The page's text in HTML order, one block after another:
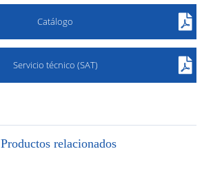
Catálogo
Servicio técnico (SAT)
Productos relacionados